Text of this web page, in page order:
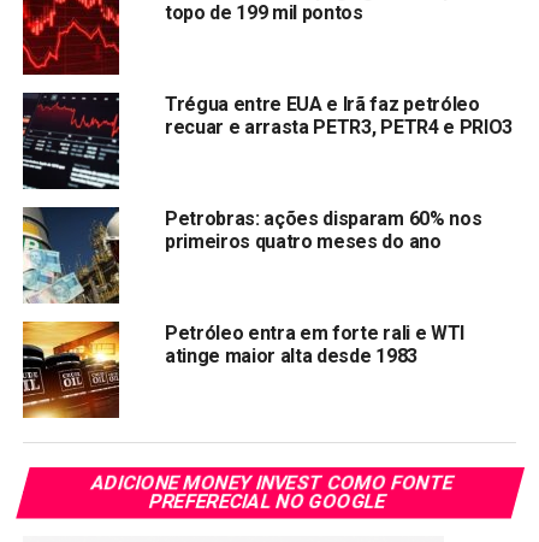
equilíbrio entre oferta e demanda. A Petrobras reajusta os
preços dos combustíveis observando os mercados
importadores e a variação do preço no mercado mundial,
observando se trata de fenômeno conjuntural ou
estrutural”, argumentou.
Pandemia
Silva e Luna iniciou a exposição com um resumo do
últimos dois anos. Ele lembrou que o preço do petróleo no
mercado internacional, o PPI, preço de paridade de
importação, não é a única variável que afeta os valores
“A pandemia e o combate a ela nos colocaram em uma
posição diferenciada. Tivemos como consequência um
topo de 199 mil pontos
Trégua entre EUA e Irã faz petróleo
recuar e arrasta PETR3, PETR4 e PRIO3
Petrobras: ações disparam 60% nos
primeiros quatro meses do ano
Petróleo entra em forte rali e WTI
atinge maior alta desde 1983
ADICIONE MONEY INVEST COMO FONTE
PREFERECIAL NO GOOGLE